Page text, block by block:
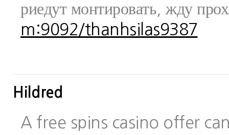
риедут монтировать, жду
m:9092/thanhsilas9387
Hildred
A free spins casino offer